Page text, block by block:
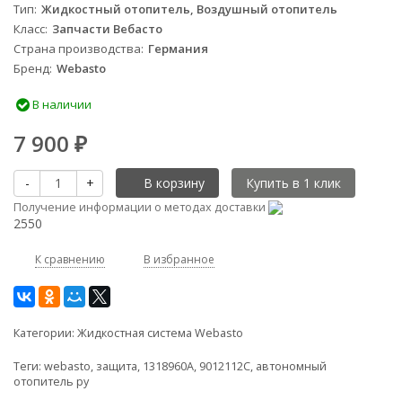
Тип Жидкостный отопитель, Воздушный отопитель
Класс Запчасти Вебасто
Страна производства Германия
Бренд Webasto
В наличии
7 900 ₽
- + В корзину
Получение информации о методах доставки
2550
К сравнению В избранное
Категории: Жидкостная система Webasto
Теги: webasto, защита, 1318960A, 9012112C, автономный
отопитель ру